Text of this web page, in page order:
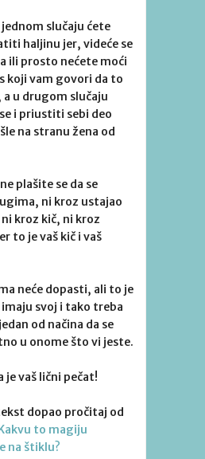
jednom slučaju ćete
haljinu jer, videće se
ili prosto nećete moći
koji vam govori da to
u drugom slučaju
i priustiti sebi deo
na stranu žena od
plašite se da se
ni kroz ustajao
kroz kič, ni kroz
to je vaš kič i vaš
neće dopasti, ali to je
svoj i tako treba
od načina da se
u onome što vi jeste.
je vaš lični pečat!
dopao pročitaj od
Kakvu to magiju
na štiklu?